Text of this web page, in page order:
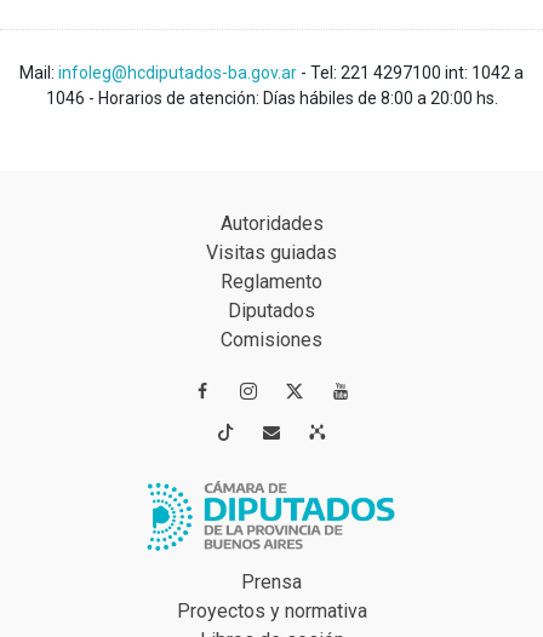
Mail: infoleg@hcdiputados-ba.gov.ar - Tel: 221 4297100 int: 1042 a
1046 - Horarios de atención: Días hábiles de 8:00 a 20:00 hs.
Autoridades
Visitas guiadas
Reglamento
Diputados
Comisiones
 
 
Prensa
Proyectos y normativa